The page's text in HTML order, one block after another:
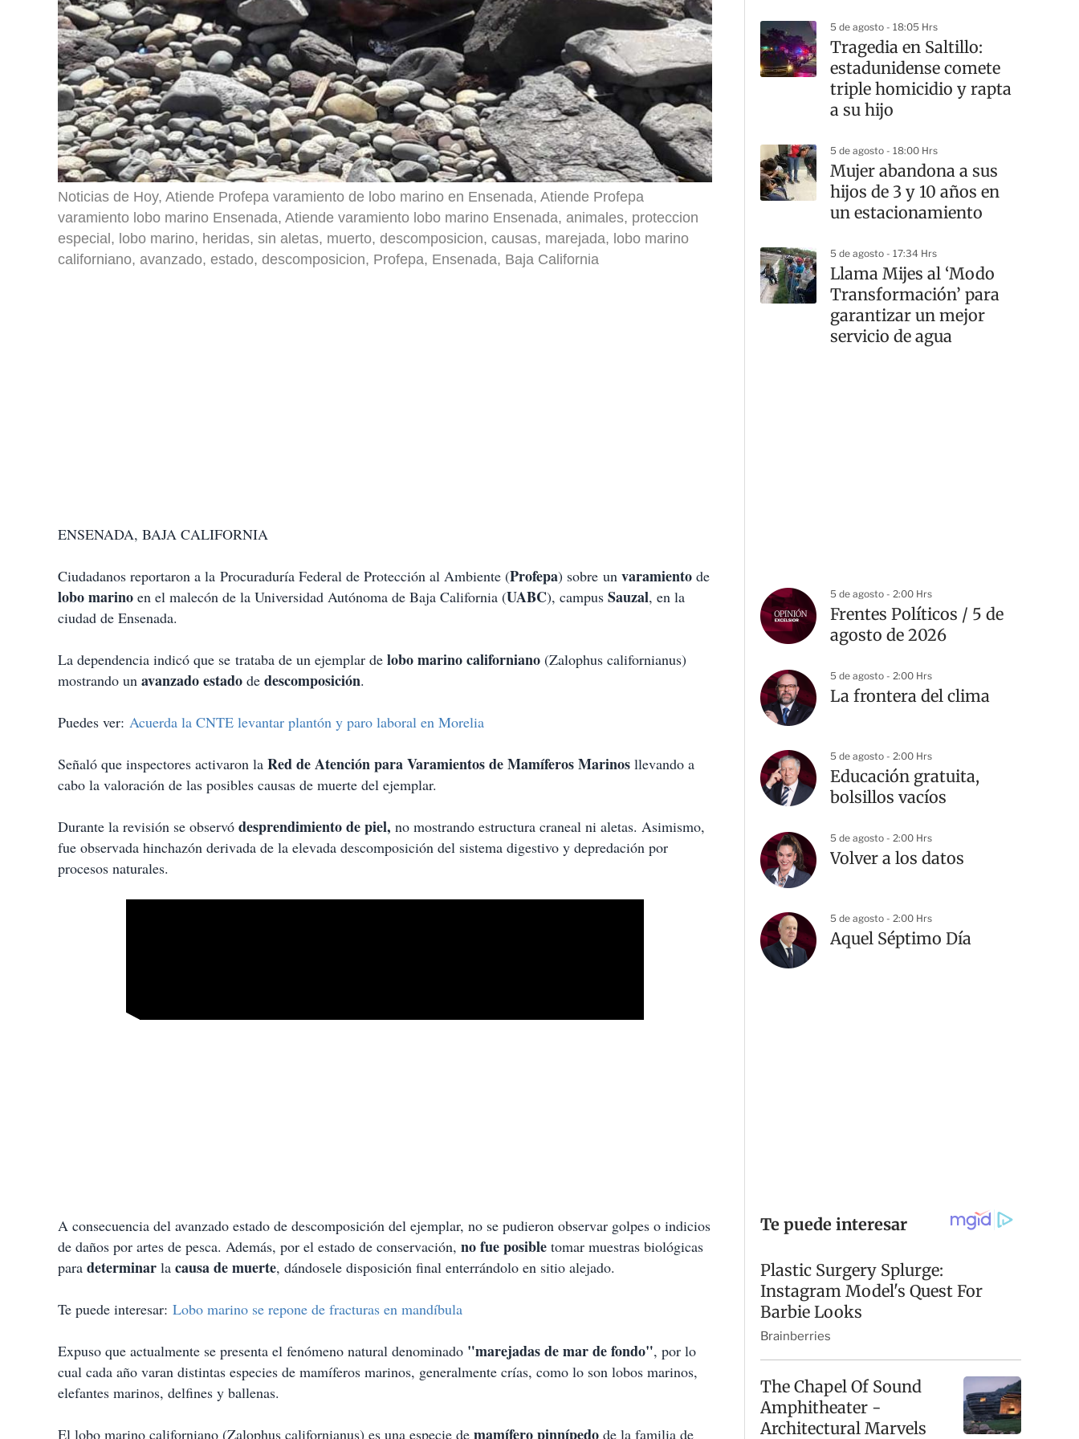
Noticias de Hoy, Atiende Profepa varamiento de lobo marino en Ensenada, Atiende Profepa
varamiento lobo marino Ensenada, Atiende varamiento lobo marino Ensenada, animales, proteccion
especial, lobo marino, heridas, sin aletas, muerto, descomposicion, causas, marejada, lobo marino
californiano, avanzado, estado, descomposicion, Profepa, Ensenada, Baja California
ENSENADA, BAJA CALIFORNIA
Ciudadanos reportaron a la Procuraduría Federal de Protección al Ambiente (Profepa) sobre un varamiento de
lobo marino en el malecón de la Universidad Autónoma de Baja California (UABC), campus Sauzal, en la
ciudad de Ensenada.
La dependencia indicó que se trataba de un ejemplar de lobo marino californiano (Zalophus californianus)
mostrando un avanzado estado de descomposición.
Puedes ver: Acuerda la CNTE levantar plantón y paro laboral en Morelia
Señaló que inspectores activaron la Red de Atención para Varamientos de Mamíferos Marinos llevando a
cabo la valoración de las posibles causas de muerte del ejemplar.
Durante la revisión se observó desprendimiento de piel, no mostrando estructura craneal ni aletas. Asimismo,
fue observada hinchazón derivada de la elevada descomposición del sistema digestivo y depredación por
procesos naturales.
A consecuencia del avanzado estado de descomposición del ejemplar, no se pudieron observar golpes o indicios
de daños por artes de pesca. Además, por el estado de conservación, no fue posible tomar muestras biológicas
para determinar la causa de muerte, dándosele disposición final enterrándolo en sitio alejado.
Te puede interesar: Lobo marino se repone de fracturas en mandíbula
Expuso que actualmente se presenta el fenómeno natural denominado "marejadas de mar de fondo", por lo
cual cada año varan distintas especies de mamíferos marinos, generalmente crías, como lo son lobos marinos,
elefantes marinos, delfines y ballenas.
El lobo marino californiano (Zalophus californianus) es una especie de mamífero pinnípedo de la familia de
5 de agosto - 18:05 Hrs
Tragedia en Saltillo:
estadunidense comete
triple homicidio y rapta
a su hijo
5 de agosto - 18:00 Hrs
Mujer abandona a sus
hijos de 3 y 10 años en
un estacionamiento
5 de agosto - 17:34 Hrs
Llama Mijes al ‘Modo
Transformación’ para
garantizar un mejor
servicio de agua
5 de agosto - 2:00 Hrs
Frentes Políticos / 5 de
agosto de 2026
5 de agosto - 2:00 Hrs
La frontera del clima
5 de agosto - 2:00 Hrs
Educación gratuita,
bolsillos vacíos
5 de agosto - 2:00 Hrs
Volver a los datos
5 de agosto - 2:00 Hrs
Aquel Séptimo Día